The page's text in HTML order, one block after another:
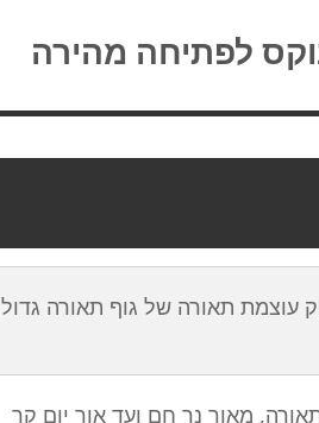
המספק עוצמת תאורה של גוף תאורה גדול